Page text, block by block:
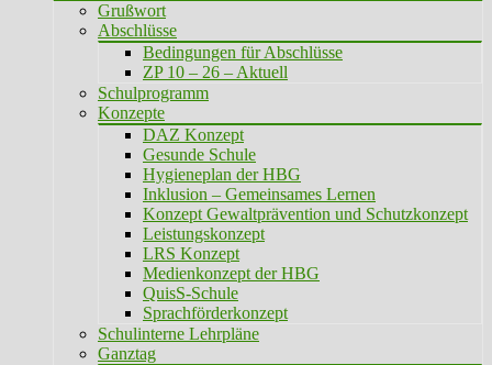
Grußwort
Abschlüsse
Bedingungen für Abschlüsse
ZP 10 – 26 – Aktuell
Schulprogramm
Konzepte
DAZ Konzept
Gesunde Schule
Hygieneplan der HBG
Inklusion – Gemeinsames Lernen
Konzept Gewaltprävention und Schutzkonzept
Leistungskonzept
LRS Konzept
Medienkonzept der HBG
QuisS-Schule
Sprachförderkonzept
Schulinterne Lehrpläne
Ganztag